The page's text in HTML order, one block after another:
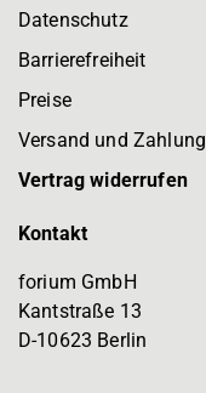
Datenschutz
Barrierefreiheit
Preise
Versand und Zahlung
Vertrag widerrufen
Kontakt
forium GmbH
Kantstraße 13
D-10623 Berlin